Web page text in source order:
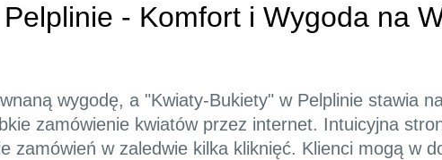
- Komfort i Wygoda na
wygodę, a "Kwiaty-Bukiety" w Pelplinie stawia
zamówienie kwiatów przez internet. Intuicyjna
zamówień w zaledwie kilka kliknięć. Klienci mogą w